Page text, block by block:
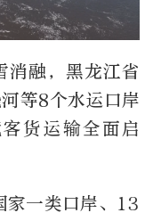
消融，黑龙江省
等8个水运口岸
货运输全面启
家一类口岸、13